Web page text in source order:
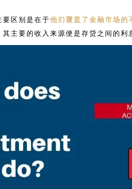
要区别是在于他们覆盖了金融市场的
主要的收入来源便是存贷之间的利